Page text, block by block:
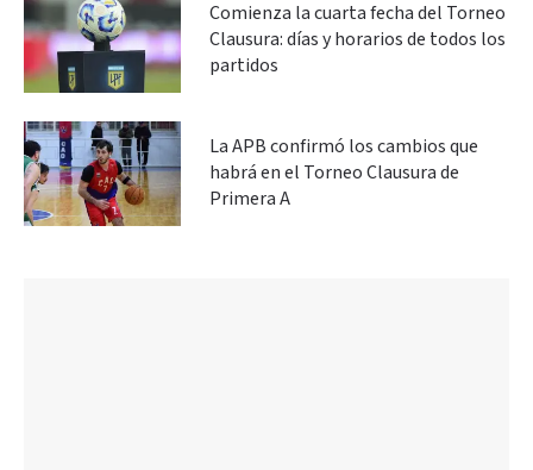
Comienza la cuarta fecha del Torneo
Clausura: días y horarios de todos los
partidos
La APB confirmó los cambios que
habrá en el Torneo Clausura de
Primera A